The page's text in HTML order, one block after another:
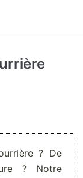
? De
? Notre